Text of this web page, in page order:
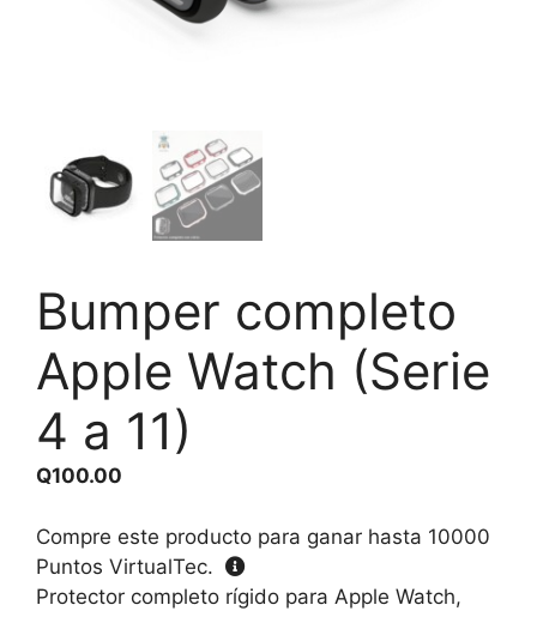
Bumper completo
Apple Watch (Serie
4 a 11)
Q100.00
Compre este producto para ganar hasta 10000
Puntos VirtualTec.
Protector completo rígido para Apple Watch,